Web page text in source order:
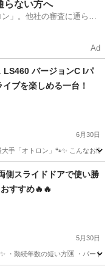
らない方へ
」。他社の審査に通らな
Ad
LS460 バージョンC Iパ
ブを楽しめる一台！
6月30日
手「オトロン」🐾✨ こんなお
側スライドドアで使い勝
すすめ🔥🔥
5月30日
・勤続年数の短い方🆗 ・パー